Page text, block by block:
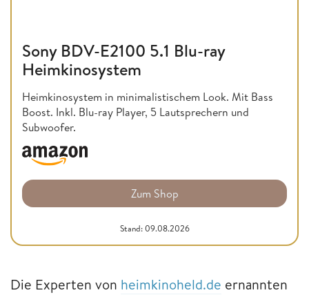
Sony BDV-E2100 5.1 Blu-ray
Heimkinosystem
Heimkinosystem in minimalistischem Look. Mit Bass
Boost. Inkl. Blu-ray Player, 5 Lautsprechern und
Subwoofer.
Zum Shop
Stand: 09.08.2026
Die Experten von heimkinoheld.de ernannten